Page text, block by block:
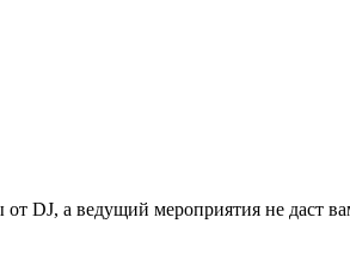
DJ, а ведущий мероприятия не даст